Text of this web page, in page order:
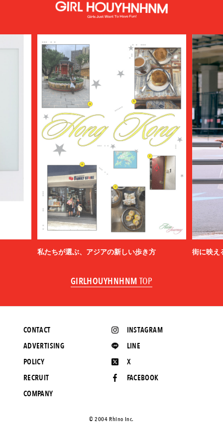
私たちが選ぶ、アジアの新しい歩き方 街に映え
GIRLHOUYHNHNM TOP
INSTAGRAM
LINE
X
FACEBOOK
CONTACT
ADVERTISING
POLICY
RECRUIT
COMPANY
©️ 2004 Rhino Inc.